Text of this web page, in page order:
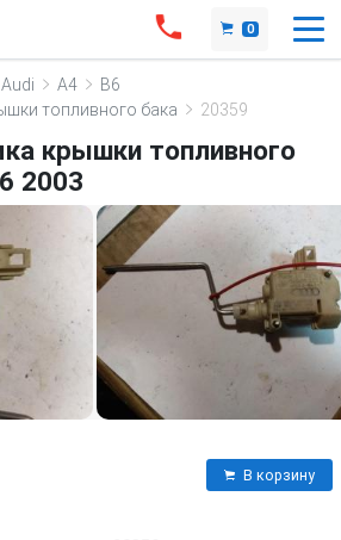
0
Audi A4
B6
топливного бака
20359
крышки топливного
2003
В корзину